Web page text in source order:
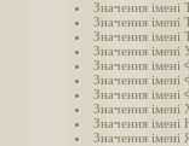
Значення імені
Значення імені
Значення імені
Значення імені
Значення імені
Значення імені
Значення імені
Значення імені
Значення імені
Значення імені